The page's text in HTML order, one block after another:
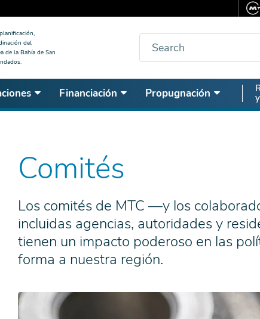
del
de la Bahía de San
Buscar
Financiación Propugnación
Nav
Comités
Los comités de MTC —y los
incluidas agencias, autoridades y
tienen un impacto poderoso en las
forma a nuestra región.